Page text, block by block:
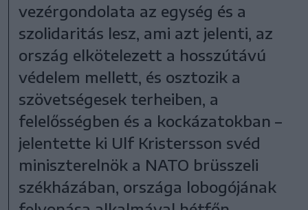
vezérgondolata az egység és a
szolidaritás lesz, ami azt jelenti, az
ország elkötelezett a hosszútávú
védelem mellett, és osztozik a
szövetségesek terheiben, a
felelősségben és a kockázatokban –
jelentette ki Ulf Kristersson svéd
miniszterelnök a NATO brüsszeli
székházában, országa lobogójának